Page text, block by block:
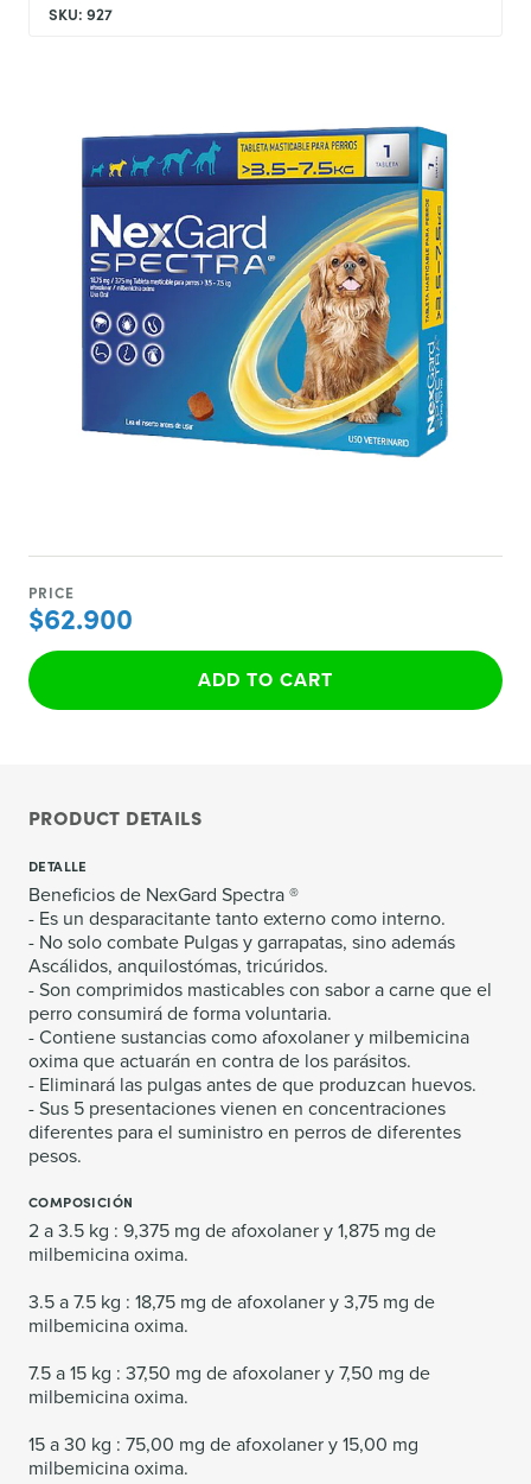
SKU: 927
PRICE
$62.900
ADD TO CART
PRODUCT DETAILS
DETALLE
Beneficios de NexGard Spectra ®
- Es un desparacitante tanto externo como interno.
- No solo combate Pulgas y garrapatas, sino además
Ascálidos, anquilostómas, tricúridos.
- Son comprimidos masticables con sabor a carne que el
perro consumirá de forma voluntaria.
- Contiene sustancias como afoxolaner y milbemicina
oxima que actuarán en contra de los parásitos.
- Eliminará las pulgas antes de que produzcan huevos.
- Sus 5 presentaciones vienen en concentraciones
diferentes para el suministro en perros de diferentes
pesos.
COMPOSICIÓN
2 a 3.5 kg : 9,375 mg de afoxolaner y 1,875 mg de
milbemicina oxima.
3.5 a 7.5 kg : 18,75 mg de afoxolaner y 3,75 mg de
milbemicina oxima.
7.5 a 15 kg : 37,50 mg de afoxolaner y 7,50 mg de
milbemicina oxima.
15 a 30 kg : 75,00 mg de afoxolaner y 15,00 mg
milbemicina oxima.